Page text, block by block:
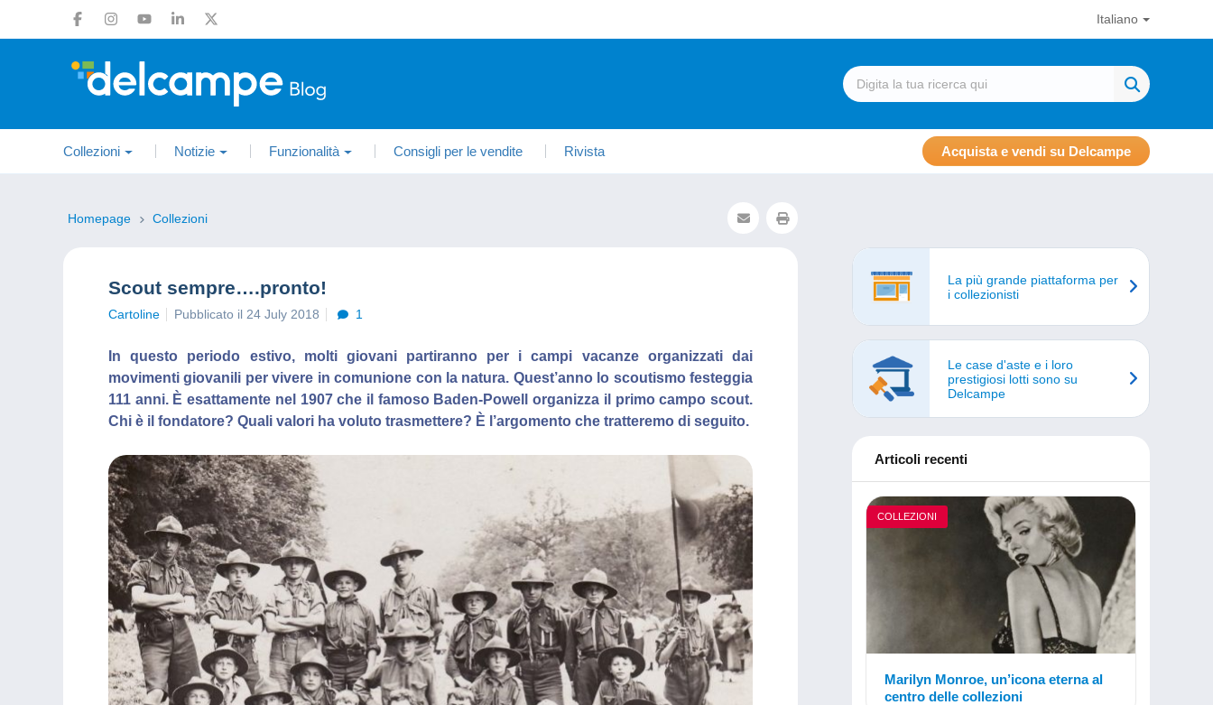
Italiano
Collezioni Notizie Funzionalità Consigli per le vendite Rivista Acquista e vendi su Delcampe
Homepage Collezioni
Scout sempre….pronto!
Cartoline Pubblicato il 24 July 2018 1
In questo periodo estivo, molti giovani partiranno per i campi vacanze organizzati dai
movimenti giovanili per vivere in comunione con la natura. Quest’anno lo scoutismo festeggia
111 anni. È esattamente nel 1907 che il famoso Baden-Powell organizza il primo campo scout.
Chi è il fondatore? Quali valori ha voluto trasmettere? È l’argomento che tratteremo di seguito.
La più grande piattaforma per
i collezionisti
Le case d'aste e i loro
prestigiosi lotti sono su
Delcampe
Articoli recenti
COLLEZIONI
Marilyn Monroe, un’icona eterna al
centro delle collezioni